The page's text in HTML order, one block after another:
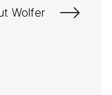
Wolfer